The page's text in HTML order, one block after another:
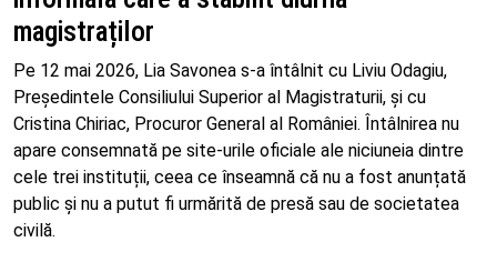
magistraților
Pe 12 mai 2026, Lia Savonea s-a întâlnit cu Liviu Odagiu,
Președintele Consiliului Superior al Magistraturii, și cu
Cristina Chiriac, Procuror General al României. Întâlnirea nu
apare consemnată pe site-urile oficiale ale niciuneia dintre
cele trei instituții, ceea ce înseamnă că nu a fost anunțată
public și nu a putut fi urmărită de presă sau de societatea
civilă.